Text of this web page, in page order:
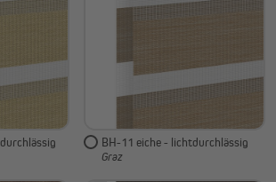
BH-11 eiche - lichtdurchlässig
Graz